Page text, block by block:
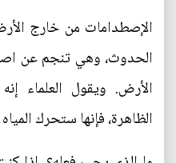
الإصطدامات من خارج
الحدوث، وهي تنجم عن
الأرض. ويقول
الظاهرة، فإنها ستحرك